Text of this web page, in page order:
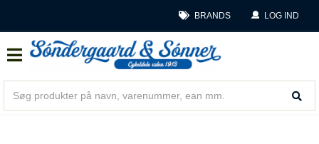
BRANDS LOG IND